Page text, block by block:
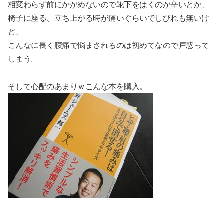
相変わらず前にかがめないので靴下をはくのが辛いとか、
椅子に座る、立ち上がる時が痛いぐらいでしびれも無いけ
ど、
こんなに長く腰痛で悩まされるのは初めてなので戸惑って
しまう。
そして心配のあまりｗこんな本を購入。